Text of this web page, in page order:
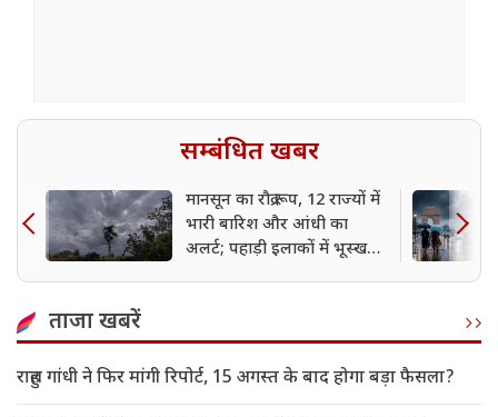
सम्बंधित खबर
मानसून का रौद्र रूप, 12 राज्यों में
भारी बारिश और आंधी का
अलर्ट; पहाड़ी इलाकों में भूस्खलन
ताजा खबरें
राहुल गांधी ने फिर मांगी रिपोर्ट, 15 अगस्त के बाद होगा बड़ा फैसला?